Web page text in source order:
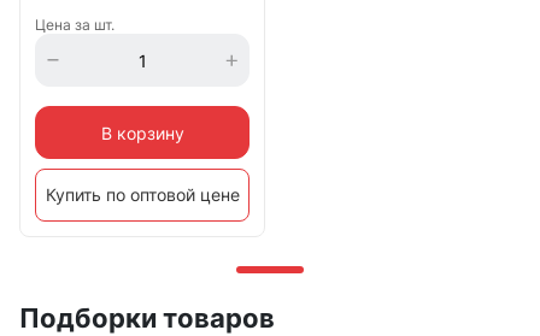
Цена за шт.
В корзину
Купить по оптовой цене
Подборки товаров